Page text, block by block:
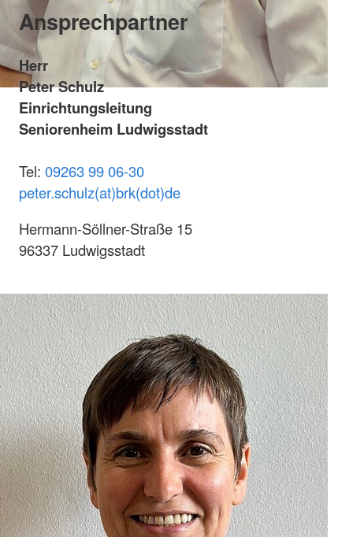
Ansprechpartner
Herr
Peter Schulz
Einrichtungsleitung
Seniorenheim Ludwigsstadt
Tel: 09263 99 06-30
peter.schulz(at)brk(dot)de
Hermann-Söllner-Straße 15
96337 Ludwigsstadt